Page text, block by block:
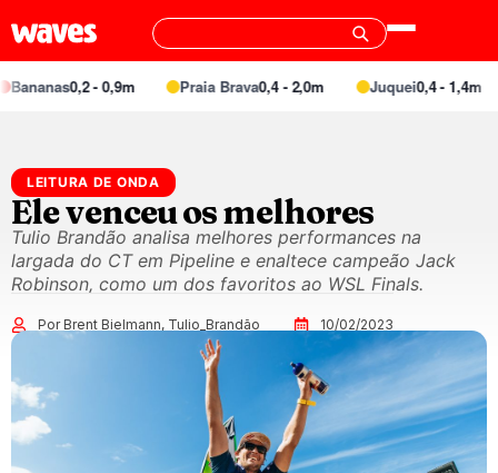
0,2 - 0,9m Praia Brava0,4 - 2,0m Juquei0,4 - 1,4m
LEITURA DE ONDA
Ele venceu os melhores
Tulio Brandão analisa melhores performances na
largada do CT em Pipeline e enaltece campeão Jack
Robinson, como um dos favoritos ao WSL Finals.
Por Brent Bielmann, Tulio_Brandão 10/02/2023